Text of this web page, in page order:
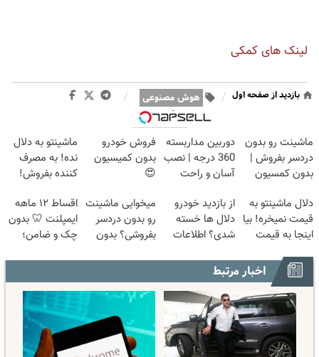
لینک های کمکی
بازدید از صفحه اول / هوش مصنوعی /
وبگردی
ماشینت رو بدون
دردسر بفروش |
بدون کمسیون
دوربین مداربسته
360 درجه | نصب
آسان و راحت
فروش خودرو
بدون کمیسیون
😍
ماشینتو به دلال
نده! به مصرف
کننده بفروش!
یک تماس
دلال ماشینتو به
قیمت نمیخره! بیا
اینجا به قیمت
خریدار واقعی*
از بازدید خودرو
دلال ها خسته
شدی؟ اطلاعات
ثبت کن
میخوایی ماشینت
رو بدون دردسر
بفروشی؟ بدون
اقساط ۱۲ ماهه
ایمپلنت 🦷 بدون
چک و ضامن؛
اخبار مرتبط